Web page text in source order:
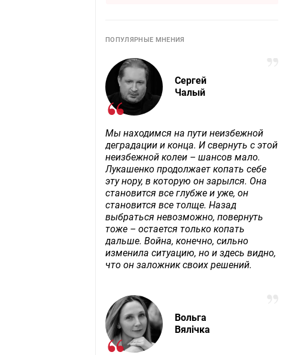
ПОПУЛЯРНЫЕ МНЕНИЯ
Сергей
Чалый
Мы находимся на пути неизбежной
деградации и конца. И свернуть с этой
неизбежной колеи – шансов мало.
Лукашенко продолжает копать себе
эту нору, в которую он зарылся. Она
становится все глубже и уже, он
становится все толще. Назад
выбраться невозможно, повернуть
тоже – остается только копать
дальше. Война, конечно, сильно
изменила ситуацию, но и здесь видно,
что он заложник своих решений.
Вольга
Вялічка